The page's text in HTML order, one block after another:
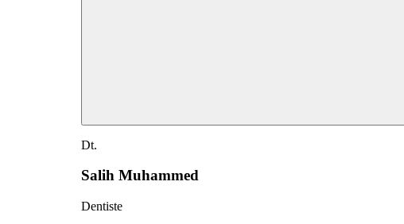
Dt.
Salih Muhammed
Dentiste